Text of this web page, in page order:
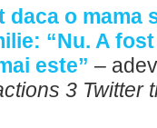
daca o mama
“Nu. A
este” –
3 Twitter